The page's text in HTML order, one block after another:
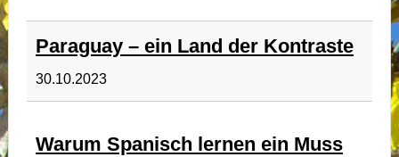
Paraguay – ein Land der Kontraste
30.10.2023
Warum Spanisch lernen ein Muss